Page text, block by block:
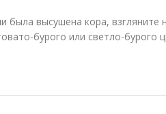
была высушена кора, взгляните
бурого или светло-бурого